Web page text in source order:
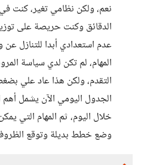
نعم، ولكن نظامي تغير، كنت
الدقائق وكنت حريصة على
عدم استعدادي أبدا للتنازل
المهام، لم تكن لدي سياسة
التقدم، ولكن هذا عاد علي
الجدول اليومي الآن يشمل أهم
خلال اليوم، ثم المهام التي
وضع خطط بديلة وتوقع الظروف